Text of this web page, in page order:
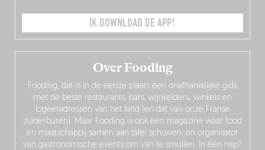
Over Fooding
Fooding, dat is in de eerste plaats een onafhankelijke gids
met de beste restaurants, bars, wijnkelders, winkels en
logeeradressen van het land (en dat van onze Franse
zuiderburen). Maar Fooding is ook een magazine waar food
en maatschappij samen aan tafel schuiven, en organisator
van gastronomische events om van te smullen. In één hap?
IK DOWNLOAD DE APP!